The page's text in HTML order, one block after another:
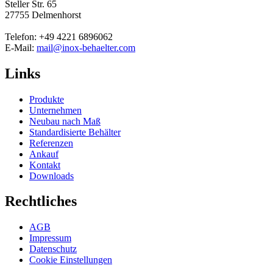
Steller Str. 65
27755 Delmenhorst
Telefon: +49 4221 6896062
E-Mail: mail@inox-behaelter.com
Links
Produkte
Unternehmen
Neubau nach Maß
Standardisierte Behälter
Referenzen
Ankauf
Kontakt
Downloads
Rechtliches
AGB
Impressum
Datenschutz
Cookie Einstellungen